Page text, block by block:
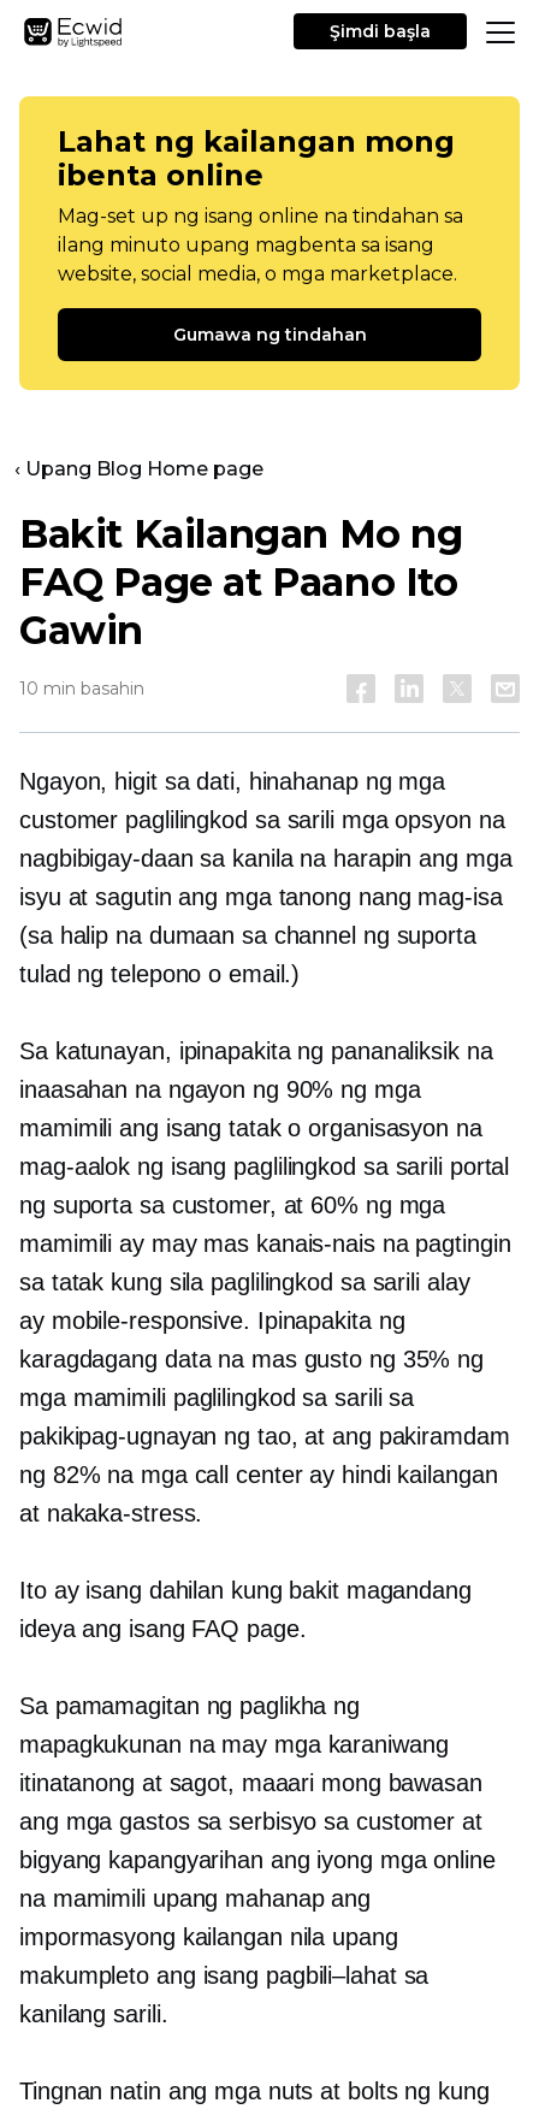
Şimdi başla
Lahat ng kailangan mong
ibenta online
Mag-set up ng isang online na tindahan sa
ilang minuto upang magbenta sa isang
website, social media, o mga marketplace.
Gumawa ng tindahan
‹ Upang Blog Home page
Bakit Kailangan Mo ng
FAQ Page at Paano Ito
Gawin
10 min basahin
Ngayon, higit sa dati, hinahanap ng mga
customer paglilingkod sa sarilimga opsyon na
nagbibigay-daan sa kanila na harapin ang mga
isyu at sagutin ang mga tanong nang mag-isa
(sa halip na dumaan sa channel ng suporta
tulad ng telepono o email.)
Sa katunayan, ipinapakita ng pananaliksik na
inaasahan na ngayon ng 90% ng mga
mamimili ang isang tatak o organisasyon na
mag-aalok ng isang paglilingkod sa sariliportal
ng suporta sa customer, at 60% ng mga
mamimili ay may mas kanais-nais na pagtingin
sa tatak kung sila paglilingkod sa sarilialay
ay mobile-responsive. Ipinapakita ng
karagdagang data na mas gusto ng 35% ng
mga mamimili paglilingkod sa sarilisa
pakikipag-ugnayan ng tao, at ang pakiramdam
ng 82% na mga call center ay hindi kailangan
at nakaka-stress.
Ito ay isang dahilan kung bakit magandang
ideya ang isang FAQ page.
Sa pamamagitan ng paglikha ng
mapagkukunan na may mga karaniwang
itinatanong at sagot, maaari mong bawasan
ang mga gastos sa serbisyo sa customer at
bigyang kapangyarihan ang iyong mga online
na mamimili upang mahanap ang
impormasyong kailangan nila upang
makumpleto ang isang pagbili–lahatsa
kanilang sarili.
Tingnan natin ang mga nuts at bolts ng kung